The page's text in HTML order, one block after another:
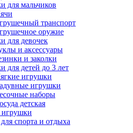
для мальчиков
транспорт
оружие
для девочек
и аксессуары
и заколки
для детей до 3 лет
игрушки
игрушки
наборы
детская
спорта и отдыха